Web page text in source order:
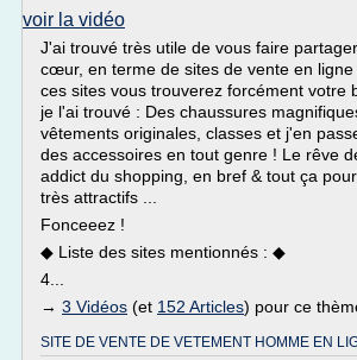
voir la vidéo
J'ai trouvé très utile de vous faire
cœur, en terme de sites de vente en
ces sites vous trouverez forcément votre
je l'ai trouvé : Des chaussures
vêtements originales, classes et j'en
des accessoires en tout genre ! Le rêve
addict du shopping, en bref & tout ça
très attractifs ...
Fonceeez !
◆ Liste des sites mentionnés : ◆
4...
→ 3 Vidéos (et 152 Articles) pour ce
SITE DE VENTE DE VETEMENT HOMME EN